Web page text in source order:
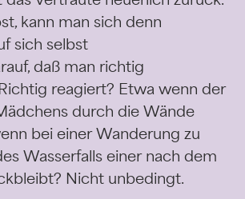
kann man sich denn
sich selbst
daß man richtig
reagiert? Etwa wenn der
durch die Wände
bei einer Wanderung zu
Wasserfalls einer nach dem
Nicht unbedingt.